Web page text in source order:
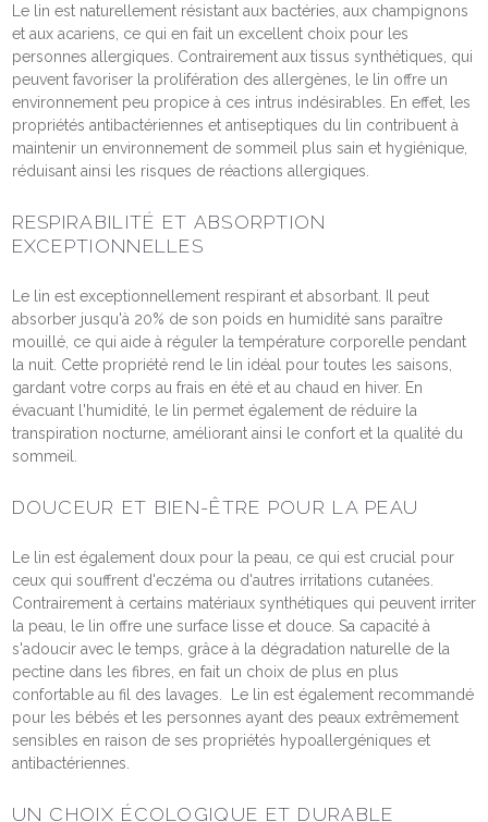
Le lin est naturellement résistant aux bactéries, aux champignons
et aux acariens, ce qui en fait un excellent choix pour les
personnes allergiques. Contrairement aux tissus synthétiques, qui
peuvent favoriser la prolifération des allergènes, le lin offre un
environnement peu propice à ces intrus indésirables. En effet, les
propriétés antibactériennes et antiseptiques du lin contribuent à
maintenir un environnement de sommeil plus sain et hygiénique,
réduisant ainsi les risques de réactions allergiques​.
RESPIRABILITÉ ET ABSORPTION
EXCEPTIONNELLES
Le lin est exceptionnellement respirant et absorbant. Il peut
absorber jusqu'à 20% de son poids en humidité sans paraître
mouillé, ce qui aide à réguler la température corporelle pendant
la nuit​​. Cette propriété rend le lin idéal pour toutes les saisons,
gardant votre corps au frais en été et au chaud en hiver. En
évacuant l'humidité, le lin permet également de réduire la
transpiration nocturne, améliorant ainsi le confort et la qualité du
sommeil.
DOUCEUR ET BIEN-ÊTRE POUR LA PEAU
Le lin est également doux pour la peau, ce qui est crucial pour
ceux qui souffrent d'eczéma ou d'autres irritations cutanées.
Contrairement à certains matériaux synthétiques qui peuvent irriter
la peau, le lin offre une surface lisse et douce. Sa capacité à
s'adoucir avec le temps, grâce à la dégradation naturelle de la
pectine dans les fibres, en fait un choix de plus en plus
confortable au fil des lavages​. Le lin est également recommandé
pour les bébés et les personnes ayant des peaux extrêmement
sensibles en raison de ses propriétés hypoallergéniques et
antibactériennes.
UN CHOIX ÉCOLOGIQUE ET DURABLE